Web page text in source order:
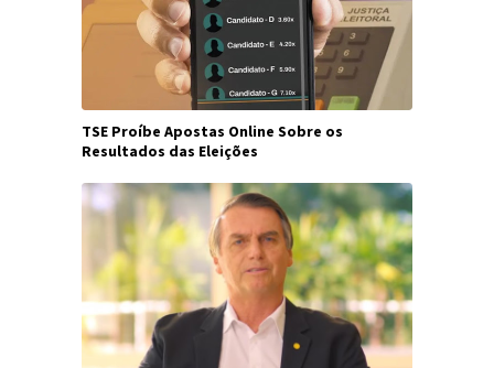
TSE Proíbe Apostas Online Sobre os
Resultados das Eleições